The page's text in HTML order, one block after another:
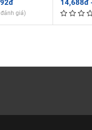
gian hẹp.
kiện, van: nhựa uPVC,
đánh giá)
14,688đ